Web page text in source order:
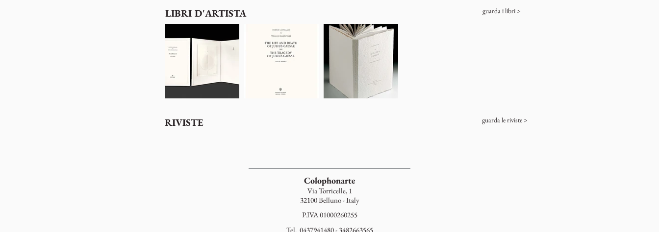
LIBRI D'ARTISTA guarda i libri >
RIVISTE guarda le riviste >
Colophonarte
Via Torricelle, 1
32100 Belluno - Italy
P.IVA 01000260255
Tel. 0437941480 - 3482663565